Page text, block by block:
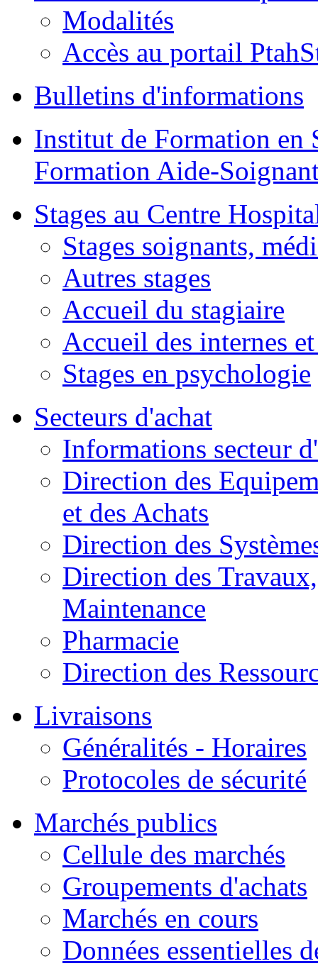
Modalités
Accès au portail
Bulletins d'informations
Institut de Formation
Formation Aide-
Stages au Centre
Stages soignants,
Autres stages
Accueil du stagiaire
Accueil des internes
Stages en psychologie
Secteurs d'achat
Informations secteur
Direction des
et des Achats
Direction des
Direction des
Maintenance
Pharmacie
Direction des
Livraisons
Généralités - Horaires
Protocoles de sécurité
Marchés publics
Cellule des marchés
Groupements d'achats
Marchés en cours
Données essentielles